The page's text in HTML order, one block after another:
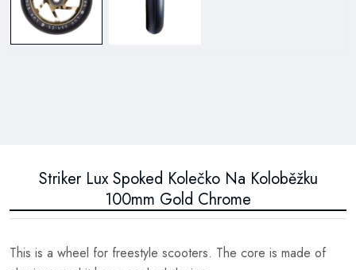
Striker Lux Spoked Kolečko Na Koloběžku
100mm Gold Chrome
This is a wheel for freestyle scooters. The core is made of